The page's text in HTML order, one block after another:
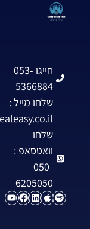
חייגו 053-
5366884
שלחו מייל :
שלחו
וואטסאפ :
050-
6205050